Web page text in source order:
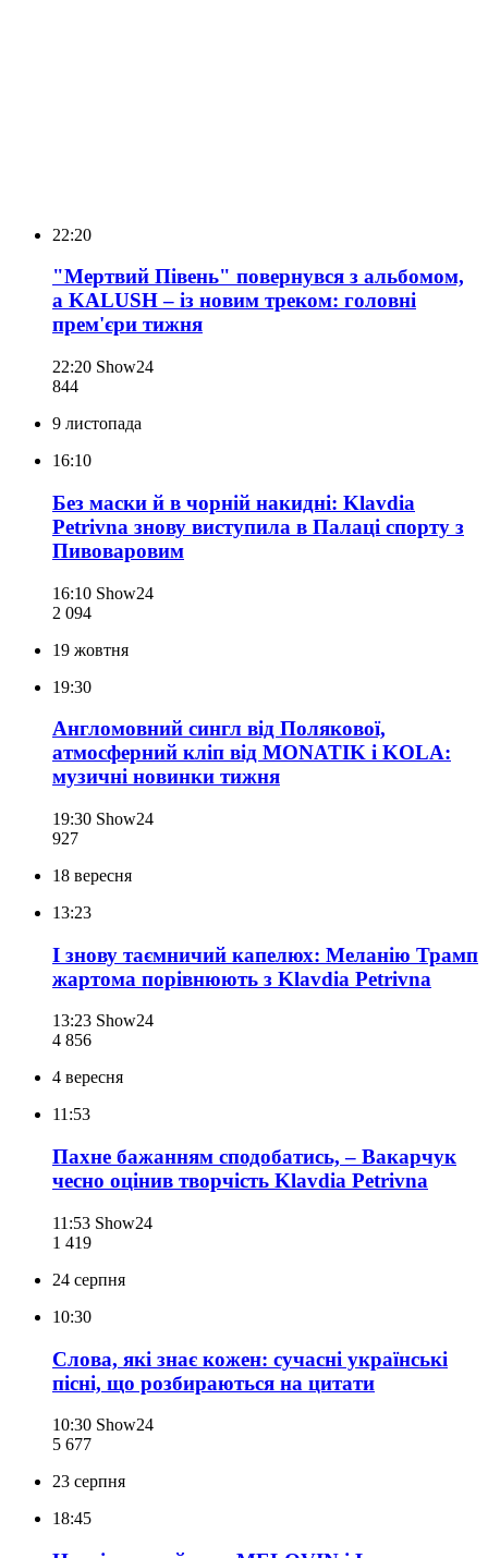
22:20
"Мертвий Півень" повернувся з альбомом,
а KALUSH – із новим треком: головні
прем'єри тижня
22:20 Show24
844
9 листопада
16:10
Без маски й в чорній накидні: Klavdia
Petrivna знову виступила в Палаці спорту з
Пивоваровим
16:10 Show24
2 094
19 жовтня
19:30
Англомовний сингл від Полякової,
атмосферний кліп від MONATIK і KOLA:
музичні новинки тижня
19:30 Show24
927
18 вересня
13:23
І знову таємничий капелюх: Меланію Трамп
жартома порівнюють з Klavdia Petrivna
13:23 Show24
4 856
4 вересня
11:53
Пахне бажанням сподобатись, – Вакарчук
чесно оцінив творчість Klavdia Petrivna
11:53 Show24
1 419
24 серпня
10:30
Слова, які знає кожен: сучасні українські
пісні, що розбираються на цитати
10:30 Show24
5 677
23 серпня
18:45